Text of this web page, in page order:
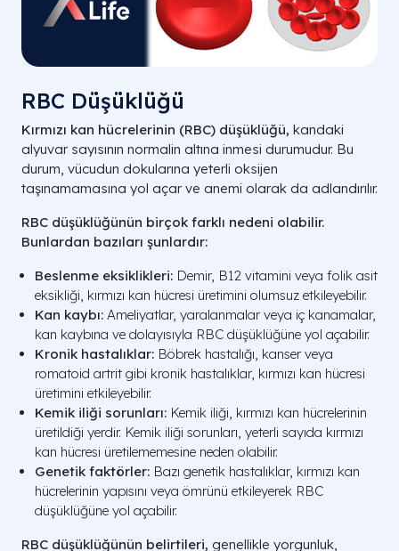
RBC Düşüklüğü
Kırmızı kan hücrelerinin (RBC) düşüklüğü, kandaki
alyuvar sayısının normalin altına inmesi durumudur. Bu
durum, vücudun dokularına yeterli oksijen
taşınamamasına yol açar ve anemi olarak da adlandırılır.
RBC düşüklüğünün birçok farklı nedeni olabilir.
Bunlardan bazıları şunlardır:
Beslenme eksiklikleri: Demir, B12 vitamini veya folik asit
eksikliği, kırmızı kan hücresi üretimini olumsuz etkileyebilir.
Kan kaybı: Ameliyatlar, yaralanmalar veya iç kanamalar,
kan kaybına ve dolayısıyla RBC düşüklüğüne yol açabilir.
Kronik hastalıklar: Böbrek hastalığı, kanser veya
romatoid artrit gibi kronik hastalıklar, kırmızı kan hücresi
üretimini etkileyebilir.
Kemik iliği sorunları: Kemik iliği, kırmızı kan hücrelerinin
üretildiği yerdir. Kemik iliği sorunları, yeterli sayıda kırmızı
kan hücresi üretilememesine neden olabilir.
Genetik faktörler: Bazı genetik hastalıklar, kırmızı kan
hücrelerinin yapısını veya ömrünü etkileyerek RBC
düşüklüğüne yol açabilir.
RBC düşüklüğünün belirtileri, genellikle yorgunluk,